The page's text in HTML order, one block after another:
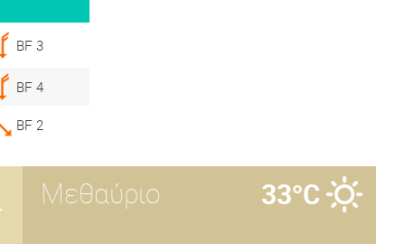
BF 3
BF 4
BF 2
Μεθαύριο 33°C